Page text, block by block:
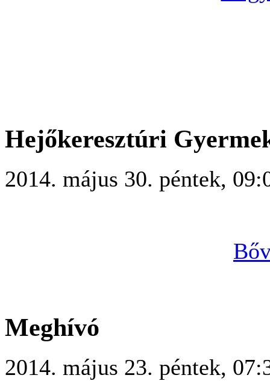
Hejőkeresztúri
2014. május 30. péntek,
Meghívó
2014. május 23. péntek,